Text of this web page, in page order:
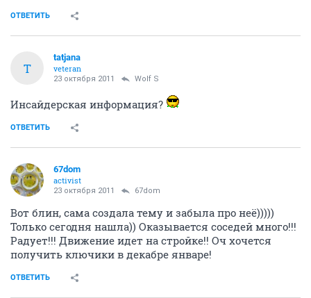
ОТВЕТИТЬ
T
tatjana
veteran
23 октября 2011 Wolf S
Инсайдерская информация?
ОТВЕТИТЬ
67dom
activist
23 октября 2011 67dom
Вот блин, сама создала тему и забыла про неё)))))
Только сегодня нашла)) Оказывается соседей много!!!
Радует!!! Движение идет на стройке!! Оч хочется
получить ключики в декабре январе!
ОТВЕТИТЬ